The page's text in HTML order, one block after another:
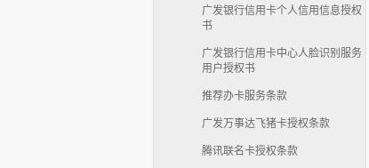
广发银行信用卡个人信用信息授权
书
广发银行信用卡中心人脸识别服务
用户授权书
推荐办卡服务条款
广发万事达飞猪卡授权条款
腾讯联名卡授权条款